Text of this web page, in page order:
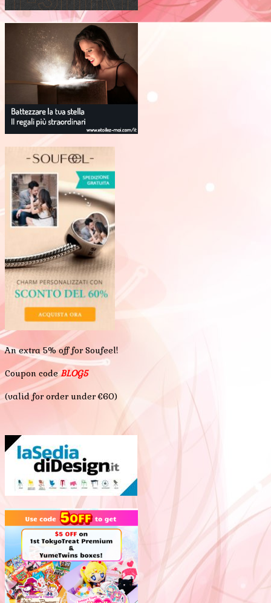
An extra 5% off for Soufeel!
Coupon codeBLOG5
(valid for order under €60)